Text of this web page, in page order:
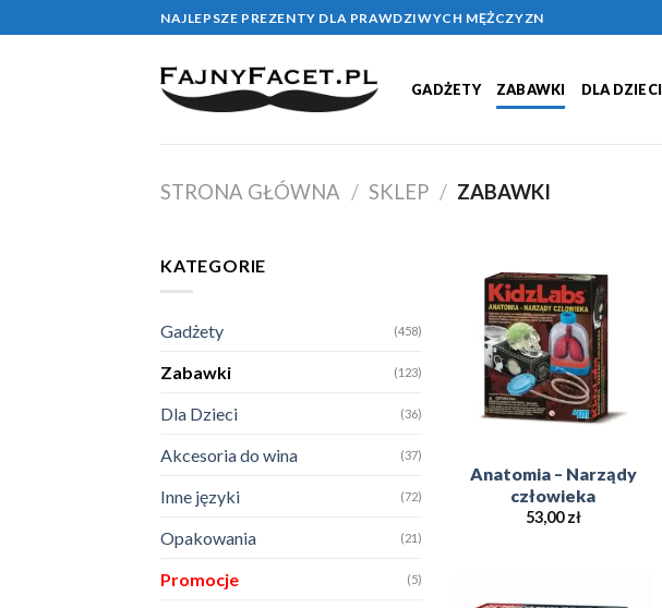
to
NAJLEPSZE PREZENTY DLA PRAWDZIWYCH MĘŻCZYZN
GADŻETY ZABAWKI DLA DZIECI
STRONA GŁÓWNA / SKLEP / ZABAWKI
KATEGORIE
Gadżety (458)
Zabawki (123)
Dla Dzieci (36)
Akcesoria do wina (37)
Inne języki (72)
Opakowania (21)
Promocje (5)
Add to
Wishlist
Anatomia – Narządy
człowieka
53,00zł